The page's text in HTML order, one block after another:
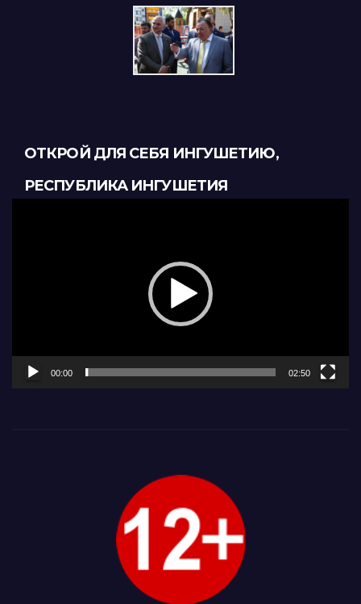
ОТКРОЙ ДЛЯ СЕБЯ ИНГУШЕТИЮ,
РЕСПУБЛИКА ИНГУШЕТИЯ
00:00 02:50